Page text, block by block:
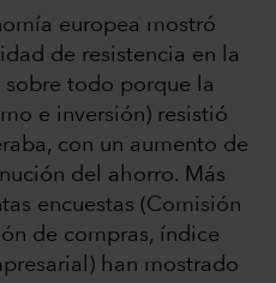
europea mostró
de resistencia en la
sobre todo porque la
e inversión) resistió
con un aumento de
del ahorro. Más
encuestas (Comisión
de compras, índice
han mostrado